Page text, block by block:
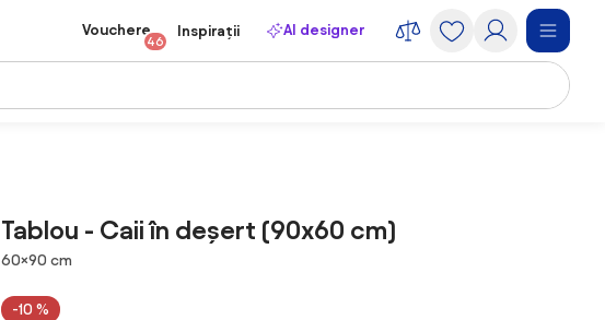
Vouchere
46
Inspirații AI designer
Tablou - Caii în deșert (90x60 cm)
Dimensiuni
60×90 cm
-10 %